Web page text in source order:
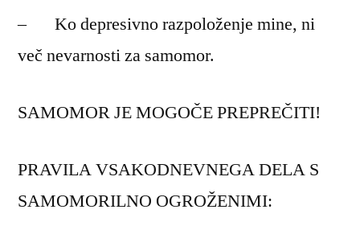
– Ko depresivno razpoloženje mine, ni
več nevarnosti za samomor.
SAMOMOR JE MOGOČE PREPREČITI!
PRAVILA VSAKODNEVNEGA DELA S
SAMOMORILNO OGROŽENIMI: